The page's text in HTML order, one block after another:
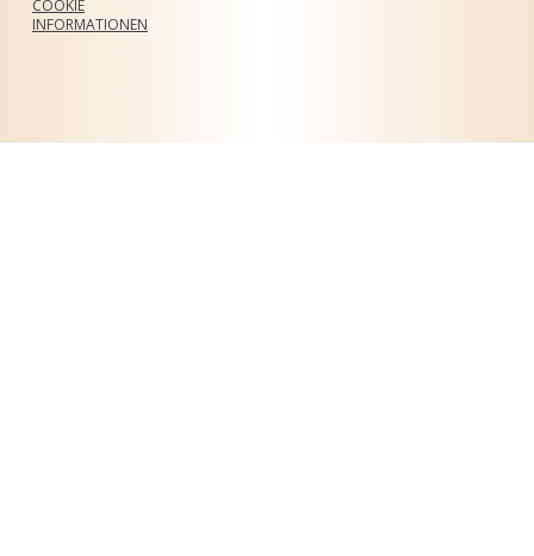
COOKIE
INFORMATIONEN